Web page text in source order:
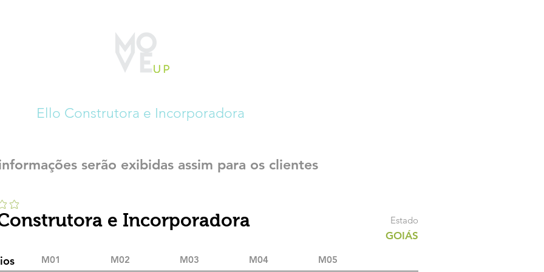
Ello Construtora e Incorporadora
serão exibidas assim para os clientes
e Incorporadora Estado
GOIÁS
M01 M02 M03 M05
M04